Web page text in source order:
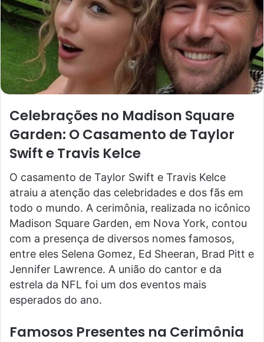
Celebrações no Madison Square
Garden: O Casamento de Taylor
Swift e Travis Kelce
O casamento de Taylor Swift e Travis Kelce
atraiu a atenção das celebridades e dos fãs em
todo o mundo. A cerimônia, realizada no icônico
Madison Square Garden, em Nova York, contou
com a presença de diversos nomes famosos,
entre eles Selena Gomez, Ed Sheeran, Brad Pitt e
Jennifer Lawrence. A união do cantor e da
estrela da NFL foi um dos eventos mais
esperados do ano.
Famosos Presentes na Cerimônia